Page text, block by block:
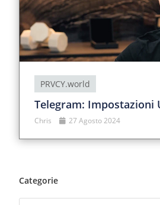
PRVCY.world
Telegram: Impostazioni
Chris 27 Agosto 2024
Categorie